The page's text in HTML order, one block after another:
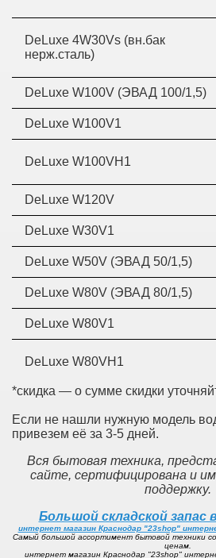
DeLuxe 4W30Vs (вн.бак
нерж.сталь)
DeLuxe W100V (ЭВАД 100/1,5)
DeLuxe W100V1
DeLuxe W100VH1
DeLuxe W120V
DeLuxe W30V1
DeLuxe W50V (ЭВАД 50/1,5)
DeLuxe W80V (ЭВАД 80/1,5)
DeLuxe W80V1
DeLuxe W80VH1
*скидка — о сумме скидки
Если не нашли нужную модель
привезем её за 3-5 дней.
Вся бытовая техника,
сайте, сертифицирована и
поддержку.
Большой складской запас
интернет магазин Краснодар "23shop"
Самый большой ассортимент бытовой техники со
ценам.
интернет магазин Краснодар "23shop"